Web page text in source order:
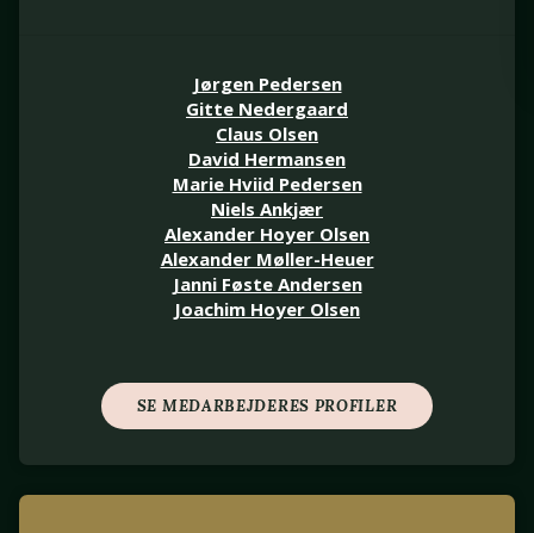
Jørgen Pedersen
Gitte Nedergaard
Claus Olsen
David Hermansen
Marie Hviid Pedersen
Niels Ankjær
Alexander Hoyer Olsen
Alexander Møller-Heuer
Janni Føste Andersen
Joachim Hoyer Olsen
SE MEDARBEJDERES PROFILER